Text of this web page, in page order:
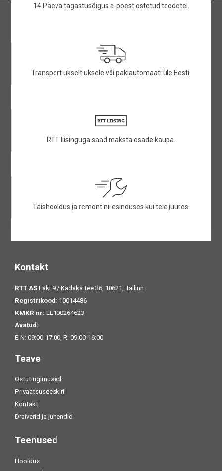
14 Päeva tagastusõigus e-poest ostetud toodetel.
Transport ukselt uksele või pakiautomaati üle Eesti.
RTT liisinguga saad maksta osade kaupa.
Täishooldus ja remont nii esinduses kui teie juures.
Kontakt
RTT AS Laki 9 / Kadaka tee 36, 10621, Tallinn
Registrikood: 10014486
KMKR nr: EE100264623
Avatud:
E-N: 09:00-17:00, R: 09:00-16:00
Teave
Ostutingimused
Privaatsuseeskiri
Kontakt
Draiverid ja juhendid
Teenused
Hooldus